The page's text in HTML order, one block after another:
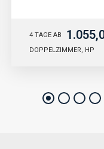
4 TAGE AB
DOPPELZIMMER, HP